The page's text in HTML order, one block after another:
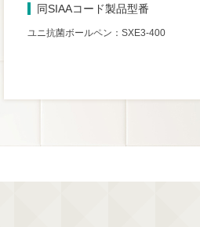
同SIAAコード製品型番
ユニ抗菌ボールペン：SXE3-400